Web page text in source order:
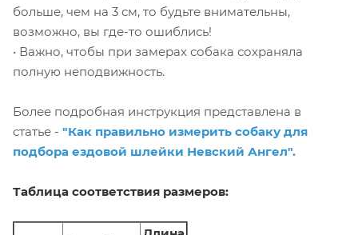
больше, чем на 3 см, то будьте внимательны,
возможно, вы где-то ошиблись!
• Важно, чтобы при замерах собака сохраняла
полную неподвижность.
Более подробная инструкция представлена в
статье - "Как правильно измерить собаку для
подбора ездовой шлейки Невский Ангел".
Таблица соответствия размеров: